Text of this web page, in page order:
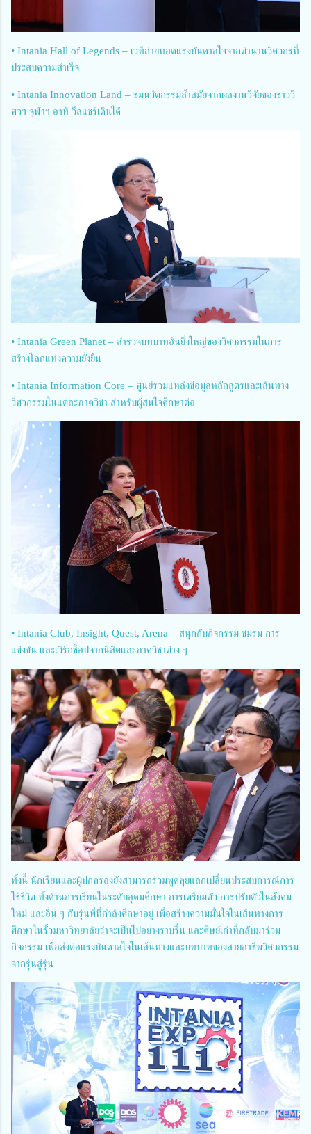
• Intania Hall of Legends – เวทีถ่ายทอดแรงบันดาลใจจากตำนานวิศวกรที่
ประสบความสำเร็จ
• Intania Innovation Land – ชมนวัตกรรมล้ำสมัยจากผลงานวิจัยของชาววิ
ศวฯ จุฬาฯ อาทิ วีลแชร์เดินได้
• Intania Green Planet – สำรวจบทบาทอันยิ่งใหญ่ของวิศวกรรมในการ
สร้างโลกแห่งความยั่งยืน
• Intania Information Core – ศูนย์รวมแหล่งข้อมูลหลักสูตรและเส้นทาง
วิศวกรรมในแต่ละภาควิชา สำหรับผู้สนใจศึกษาต่อ
• Intania Club, Insight, Quest, Arena – สนุกกับกิจกรรม ชมรม การ
แข่งขัน และเวิร์กช็อปจากนิสิตและภาควิชาต่าง ๆ
ทั้งนี้ นักเรียนและผู้ปกครองยังสามารถร่วมพูดคุยแลกเปลี่ยนประสบการณ์การ
ใช้ชีวิต ทั้งด้านการเรียนในระดับอุดมศึกษา การเตรียมตัว การปรับตัวในสังคม
ใหม่ และอื่น ๆ กับรุ่นพี่ที่กำลังศึกษาอยู่ เพื่อสร้างความมั่นใจในเส้นทางการ
ศึกษาในรั้วมหาวิทยาลัยว่าจะเป็นไปอย่างราบรื่น และศิษย์เก่าที่กลับมาร่วม
กิจกรรม เพื่อส่งต่อแรงบันดาลใจในเส้นทางและบทบาทของสายอาชีพวิศวกรรม
จากรุ่นสู่รุ่น